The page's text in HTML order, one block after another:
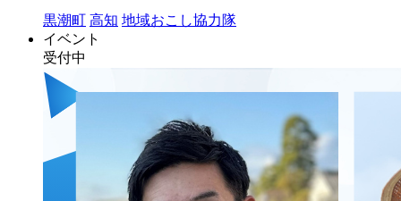
黒潮町 高知 地域おこし協力隊
イベント
受付中